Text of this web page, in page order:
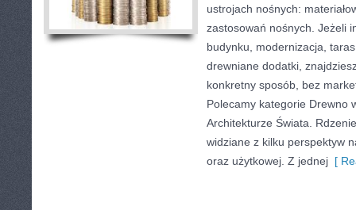
ustrojach nośnych:
zastosowań nośnych. Jeżeli
budynku, modernizacja,
drewniane dodatki,
konkretny sposób, bez
Polecamy kategorie Drewno
Architekturze Świata.
widziane z kilku perspektyw
oraz użytkowej. Z jednej [